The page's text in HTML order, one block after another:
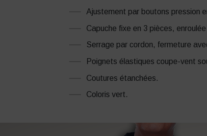
Ajustement par boutons pression
Capuche fixe en 3 pièces,
Serrage par cordon, fermeture
Poignets élastiques coupe-vent
Coutures étanchées.
Coloris vert.